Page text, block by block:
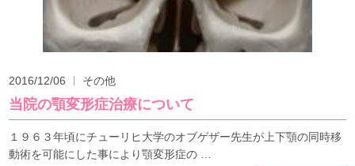
2016/12/06 その他
当院の顎変形症治療について
１９６３年頃にチューリヒ大学のオブゲザー先生が上下顎の同時移
動術を可能にした事により顎変形症の …